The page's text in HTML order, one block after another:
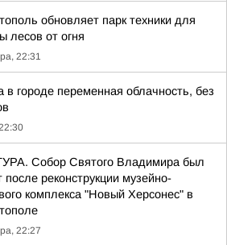
обновляет парк техники для
лесов от огня
22:31
в городе переменная облачность, без
Собор Святого Владимира был
после реконструкции музейно-
комплекса "Новый Херсонес" в
22:27